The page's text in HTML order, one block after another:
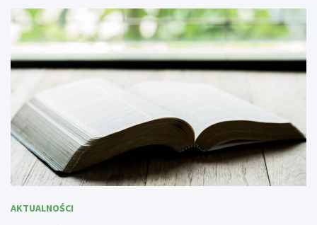
AKTUALNOŚCI